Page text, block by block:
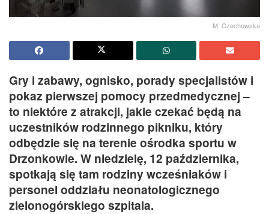
M. Czechowska
Gry i zabawy, ognisko, porady specjalistów i
pokaz pierwszej pomocy przedmedycznej –
to niektóre z atrakcji, jakie czekać będą na
uczestników rodzinnego pikniku, który
odbędzie się na terenie ośrodka sportu w
Drzonkowie. W niedzielę, 12 października,
spotkają się tam rodziny wcześniaków i
personel oddziału neonatologicznego
zielonogórskiego szpitala.